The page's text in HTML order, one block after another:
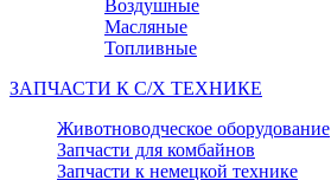
Воздушные
Масляные
Топливные
ЗАПЧАСТИ К С/Х ТЕХНИКЕ
Животноводческое оборудование
Запчасти для комбайнов
Запчасти к немецкой технике